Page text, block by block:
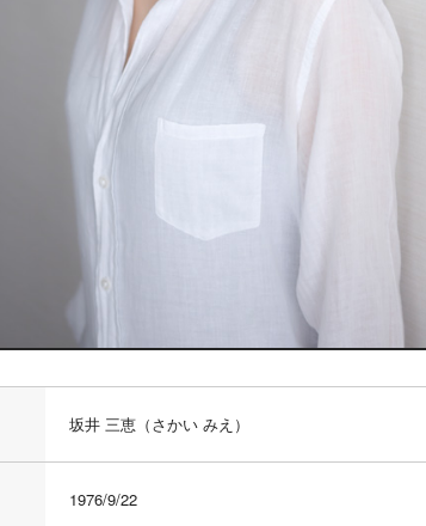
坂井 三恵（さかい みえ）
1976/9/22